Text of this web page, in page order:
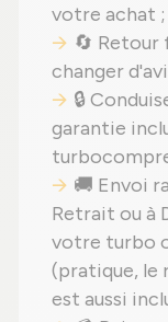
votre achat ;
🔄 Retour
changer
🔒
garantie
🚚 Envoi
Retrait ou à
votre turbo
(pratique, le
est aussi